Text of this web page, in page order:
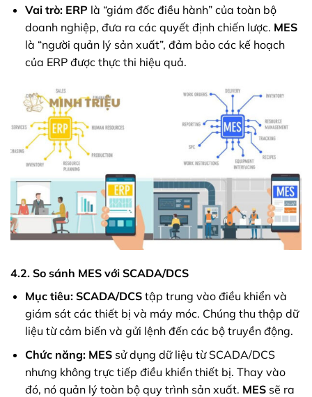
Vai trò: ERP là “giám đốc điều hành” của toàn bộ
doanh nghiệp, đưa ra các quyết định chiến lược. MES
là “người quản lý sản xuất”, đảm bảo các kế hoạch
của ERP được thực thi hiệu quả.
4.2. So sánh MES với SCADA/DCS
Mục tiêu: SCADA/DCStập trung vào điều khiển và
giám sát các thiết bị và máy móc. Chúng thu thập dữ
liệu từ cảm biến và gửi lệnh đến các bộ truyền động.
Chức năng: MESsử dụng dữ liệu từ SCADA/DCS
nhưng không trực tiếp điều khiển thiết bị. Thay vào
đó, nó quản lý toàn bộ quy trình sản xuất. MESsẽ ra